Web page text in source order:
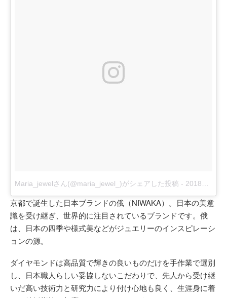
Maria_jewelさん(@maria_jewel_)がシェアした投稿 - 2018年 6月月23日午前5時52分PDT
京都で誕生した日本ブランドの俄（NIWAKA）。日本の美意
識を受け継ぎ、世界的に注目されているブランドです。俄
は、日本の四季や様式美などがジュエリーのインスピレーシ
ョンの源。
ダイヤモンドは高品質で輝きの良いものだけを手作業で選別
し、日本職人らしい妥協しないこだわりで、先人から受け継
いだ高い技術力と研究力により付け心地も良く、生涯身に着